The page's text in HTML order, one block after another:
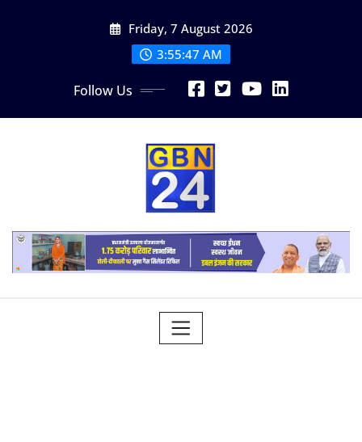
Friday, 7 August 2026
3:55:47 AM
Follow Us